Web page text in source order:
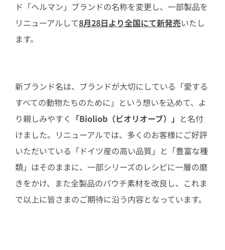
ド「ヘルマン」ブランドの名称を変更し、一部製品を
リニューアルして8月28日より全国にて新発売いたし
ます。
新ブランド名は、ブランドが大切にしている「愛する
すべての動物たちのために」という想いを込めて、よ
り親しみやすく 「Bioliob（ビオリオーブ）」 と名付
けました。リニューアルでは、多くのお客様にご好評
いただいている「ドイツ産の高い品質」と「豊富な種
類」はそのままに、一部シリーズのレシピに一層の磨
きをかけ、また全製品のパウチ素材を改良し、これま
で以上に皆さまのご期待に沿う内容となっています。